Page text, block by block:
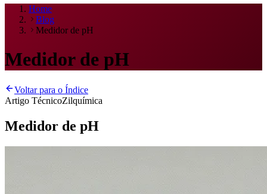
Home
Blog
Medidor de pH
Medidor de pH
Voltar para o Índice
Artigo TécnicoZilquímica
Medidor de pH